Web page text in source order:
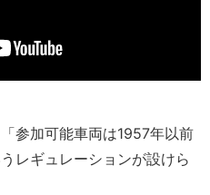
参加可能車両は1957年以前
レギュレーションが設けら